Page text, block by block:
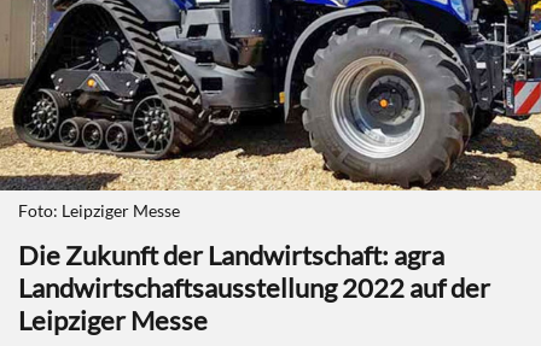
Foto: Leipziger Messe
Die Zukunft der Landwirtschaft: agra
Landwirtschaftsausstellung 2022 auf der
Leipziger Messe